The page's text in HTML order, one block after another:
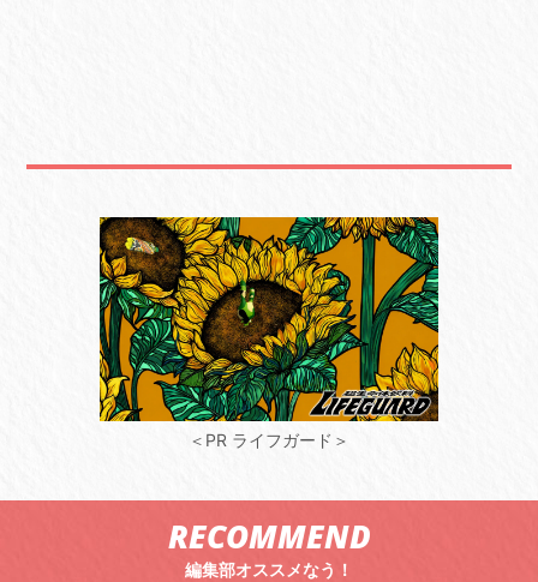
＜PR ライフガード＞
RECOMMEND
編集部オススメなう！